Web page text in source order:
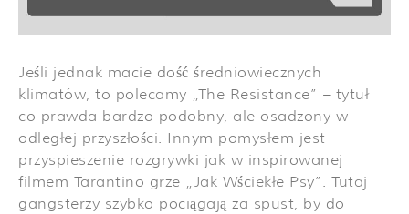
Jeśli jednak macie dość średniowiecznych
klimatów, to polecamy „The Resistance” – tytuł
co prawda bardzo podobny, ale osadzony w
odległej przyszłości. Innym pomysłem jest
przyspieszenie rozgrywki jak w inspirowanej
filmem Tarantino grze „Jak Wściekłe Psy”. Tutaj
gangsterzy szybko pociągają za spust, by do